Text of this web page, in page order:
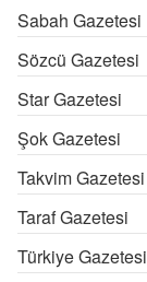
Sabah Gazetesi
Sözcü Gazetesi
Star Gazetesi
Şok Gazetesi
Takvim Gazetesi
Taraf Gazetesi
Türkiye Gazetesi